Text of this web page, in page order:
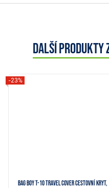
Další produkty
Bag Boy T-10 Travel Cover cestovní kryt,
-23%